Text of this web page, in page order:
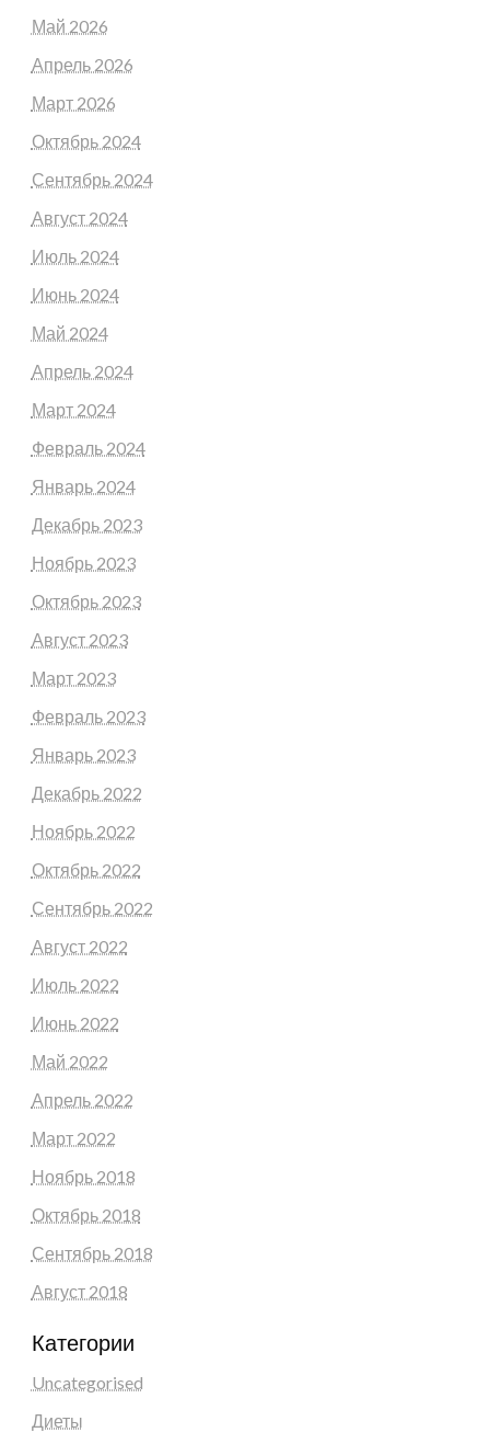
Май 2026
Апрель 2026
Март 2026
Октябрь 2024
Сентябрь 2024
Август 2024
Июль 2024
Июнь 2024
Май 2024
Апрель 2024
Март 2024
Февраль 2024
Январь 2024
Декабрь 2023
Ноябрь 2023
Октябрь 2023
Август 2023
Март 2023
Февраль 2023
Январь 2023
Декабрь 2022
Ноябрь 2022
Октябрь 2022
Сентябрь 2022
Август 2022
Июль 2022
Июнь 2022
Май 2022
Апрель 2022
Март 2022
Ноябрь 2018
Октябрь 2018
Сентябрь 2018
Август 2018
Категории
Uncategorised
Диеты